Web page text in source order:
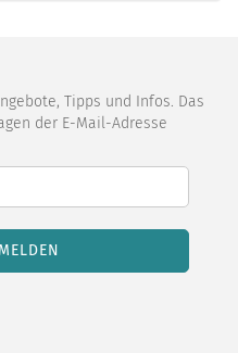
Tipps und Infos. Das
der E-Mail-Adresse